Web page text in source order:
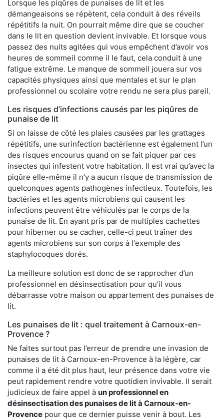
Lorsque les piqûres de punaises de lit et les
démangeaisons se répètent, cela conduit à des réveils
répétitifs la nuit. On pourrait même dire que se coucher
dans le lit en question devient invivable. Et lorsque vous
passez des nuits agitées qui vous empêchent d’avoir vos
heures de sommeil comme il le faut, cela conduit à une
fatigue extrême. Le manque de sommeil jouera sur vos
capacités physiques ainsi que mentales et sur le plan
professionnel ou scolaire votre rendu ne sera plus pareil.
Les risques d’infections causés par les piqûres de
punaise de lit
Si on laisse de côté les plaies causées par les grattages
répétitifs, une surinfection bactérienne est également l’un
des risques encourus quand on se fait piquer par ces
insectes qui infestent votre habitation. Il est vrai qu’avec la
piqûre elle-même il n’y a aucun risque de transmission de
quelconques agents pathogènes infectieux. Toutefois, les
bactéries et les agents microbiens qui causent les
infections peuvent être véhiculés par le corps de la
punaise de lit. En ayant pris par de multiples cachettes
pour hiberner ou se cacher, celle-ci peut traîner des
agents microbiens sur son corps à l'exemple des
staphylocoques dorés.
La meilleure solution est donc de se rapprocher d’un
professionnel en désinsectisation pour qu’il vous
débarrasse votre maison ou appartement des punaises de
lit.
Les punaises de lit : quel traitement à Carnoux-en-
Provence ?
Ne faites surtout pas l’erreur de prendre une invasion de
punaises de lit à Carnoux-en-Provence à la légère, car
comme il a été dit plus haut, leur présence dans votre vie
peut rapidement rendre votre quotidien invivable. Il serait
judicieux de faire appel à un professionnel en
désinsectisation des punaises de lit à Carnoux-en-
Provence pour que ce dernier puisse venir à bout. Les